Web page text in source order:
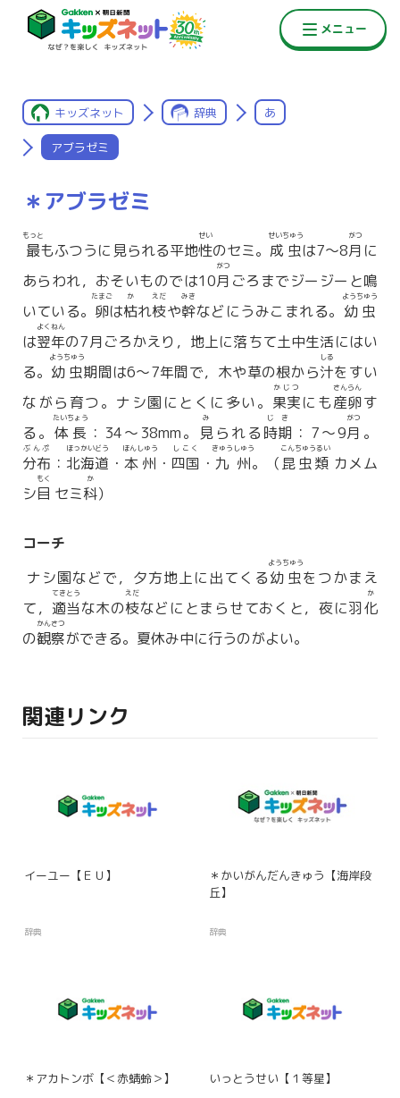
キッズネット 辞典 あ
アブラゼミ
＊アブラゼミ
最
もっと
もふつうに見られる平地性
せい
のセミ。 成虫
せいちゅう
は7〜8月
がつ
に
あらわれ，おそいものでは10月
がつ
ごろまでジージーと鳴
いている。 卵
たまご
は枯
か
れ枝
えだ
や幹
みき
などにうみこまれる。 幼虫
ようちゅう
は翌年
よくねん
の7月ごろかえり，地上に落ちて土中生活にはい
る。 幼虫
ようちゅう
期間は6〜7年間で，木や草の根から汁
しる
をすい
ながら育つ。ナシ園にとくに多い。 果実
かじつ
にも産卵
さんらん
す
る。 体長
たいちょう
：34〜38mm。 見
み
られる時期
じき
：7〜9月
がつ
。
分布
ぶんぷ
： 北海道
ほっかいどう
・ 本州
ほんしゅう
・ 四国
しこく
・ 九州
きゅうしゅう
。（ 昆虫類
こんちゅうるい
カメム
シ目
もく
セミ科
か
）
コーチ
ナシ園などで，夕方地上に出てくる幼虫
ようちゅう
をつかまえ
て， 適当
てきとう
な木の枝
えだ
などにとまらせておくと，夜に羽化
か
の観察
かんさつ
ができる。夏休み中に行うのがよい。
関連リンク
イーユー【ＥＵ】
辞典
＊かいがんだんきゅう【海岸段
丘】
辞典
＊アカトンボ【＜赤蜻蛉＞】 いっとうせい【１等星】